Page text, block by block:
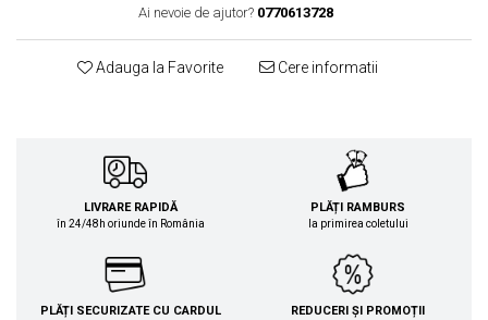
Ai nevoie de ajutor? 0770613728
Adauga la Favorite Cere informatii
LIVRARE RAPIDĂ
în 24/48h oriunde în România
PLĂȚI RAMBURS
la primirea coletului
PLĂȚI SECURIZATE CU CARDUL REDUCERI ȘI PROMOȚII